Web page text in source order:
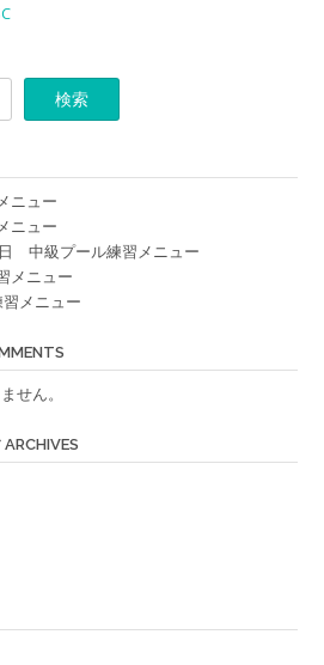
検索
ニュー
ニュー
中級プール練習メニュー
メニュー
メニュー
せん。